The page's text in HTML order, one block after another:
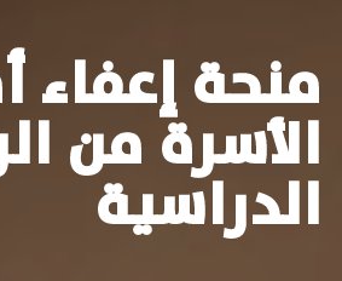
منحة إعفاء
الأسرة من
الدراسية